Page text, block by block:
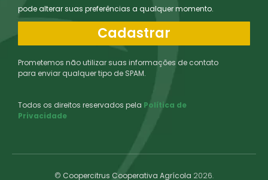
pode alterar suas preferências a qualquer momento.
Cadastrar
Prometemos não utilizar suas informações de contato
para enviar qualquer tipo de SPAM.
Todos os direitos reservados pela Política de
Privacidade
© Coopercitrus Cooperativa Agrícola 2026.